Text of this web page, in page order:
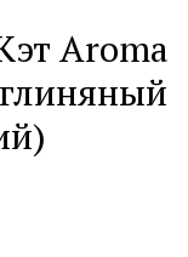
Aroma